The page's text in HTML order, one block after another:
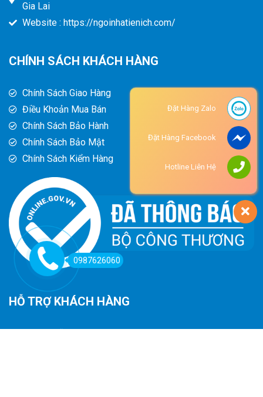
Gia Lai
Website : https://ngoinhatienich.com/
CHÍNH SÁCH KHÁCH HÀNG
Chính Sách Giao Hàng
Điều Khoản Mua Bán
Chính Sách Bảo Hành
Chính Sách Bảo Mật
Chính Sách Kiểm Hàng
HỖ TRỢ KHÁCH HÀNG
0987626060
Đặt Hàng Zalo
Đặt Hàng Facebook
Hotline Liên Hệ